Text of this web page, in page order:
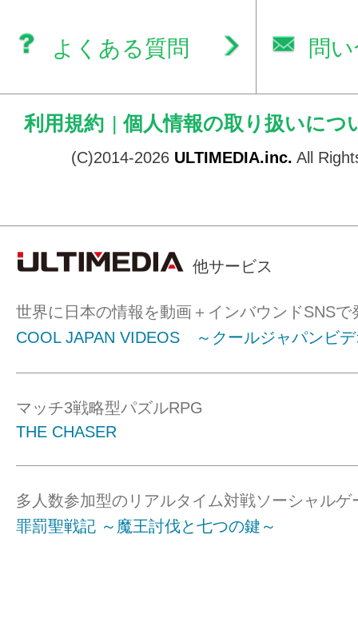
よくある質問 問
利用規約 | 個人情報の取り扱いにつ
(C)2014-2026 ULTIMEDIA.inc. All
他サービス
世界に日本の情報を動画＋インバウンドSNSで
COOL JAPAN VIDEOS ～クールジャパンビ
マッチ3戦略型パズルRPG
THE CHASER
多人数参加型のリアルタイム対戦ソーシャルゲ
罪罰聖戦記 ～魔王討伐と七つの鍵～